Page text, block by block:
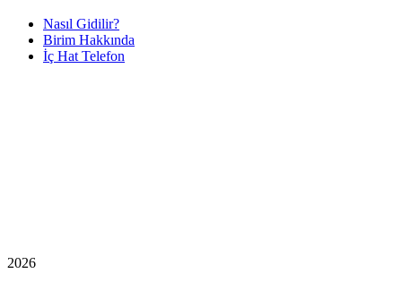
Nasıl Gidilir?
Birim Hakkında
İç Hat Telefon
2026